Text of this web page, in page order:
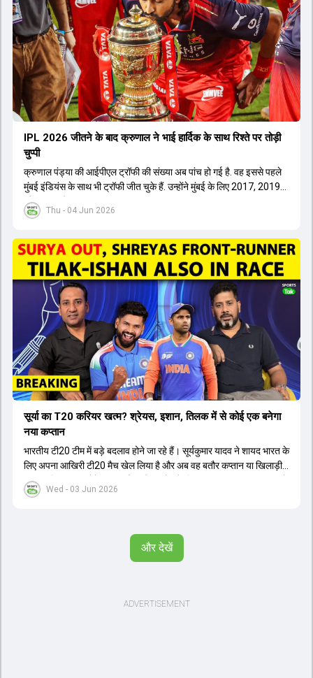
Thu - 04 Jun 2026
IPL 2026 जीतने के बाद क्रुणाल ने भाई हार्द‍िक के साथ र‍िश्ते पर तोड़ी
चुप्पी
क्रुणाल पंड्या की आईपीएल ट्रॉफी की संख्या अब पांच हो गई है. वह इससे पहले
मुंबई इंडियंस के साथ भी ट्रॉफी जीत चुके हैं. उन्होंने मुंबई के लिए 2017, 2019
और 2020 में ट्रॉफी जीती थी.
Wed - 03 Jun 2026
सूर्या का T20 करियर खत्म? श्रेयस, इशान, तिलक में से कोई एक बनेगा
नया कप्तान
भारतीय टी20 टीम में बड़े बदलाव होने जा रहे हैं। सूर्यकुमार यादव ने शायद भारत के
लिए अपना आखिरी टी20 मैच खेल लिया है और अब वह बतौर कप्तान या खिलाड़ी
टीम का हिस्सा नहीं होंगे। आयरलैंड और इंग्लैंड के खिलाफ आगामी टी20 सीरीज के
लिए नए कप्तान की तलाश जारी है। इस रेस में श्रेयस अय्यर सबसे आगे चल रहे
दौड़ से बाहर हैं। आगामी सीरीज के लिए वैभव सूर्यवंशी को तीसरे ओपनर के तौर पर
टीम में शामिल किया जाएगा, जबकि अभिषेक शर्मा और संजू सैमसन पहली पसंद
और देखें